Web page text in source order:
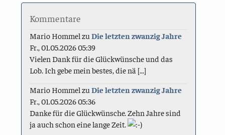
Kommentare
Mario Hommel zuDie letzten zwanzig Jahre
Fr., 01.05.2026 05:39
Vielen Dank für die Glückwünsche und das
Lob. Ich gebe mein bestes, die nä [...]
Mario Hommel zuDie letzten zwanzig Jahre
Fr., 01.05.2026 05:36
Danke für die Glückwünsche. Zehn Jahre sind
ja auch schon eine lange Zeit.